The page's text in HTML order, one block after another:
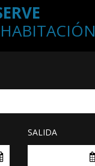
SALIDA